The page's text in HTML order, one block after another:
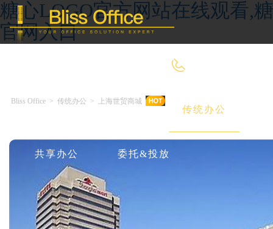
糖心LOGO官方网站在线观看,
官网入口
传统办公
共享办公 委托&投放
Bliss Office > 传统办公 > 上海世贸商城